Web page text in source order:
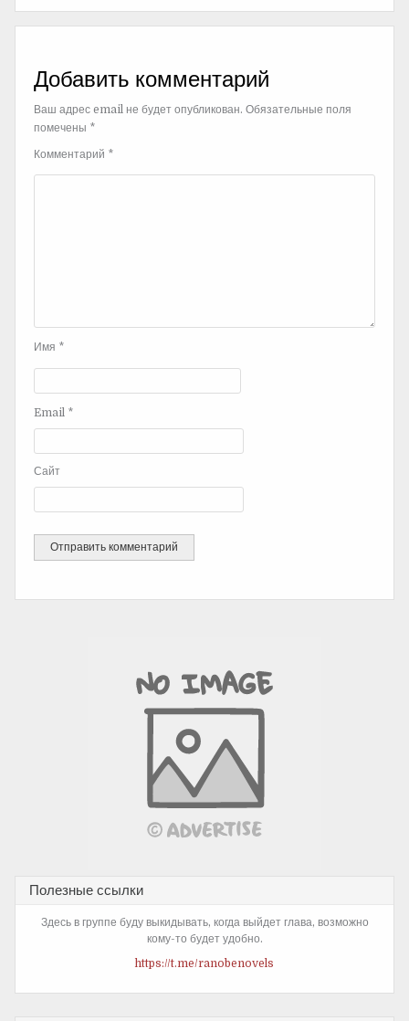
Добавить комментарий
Ваш адрес email не будет опубликован. Обязательные поля
помечены *
Комментарий *
Имя *
Email *
Сайт
Полезные ссылки
Здесь в группе буду выкидывать, когда выйдет глава, возможно
кому-то будет удобно.
https://t.me/ranobenovels